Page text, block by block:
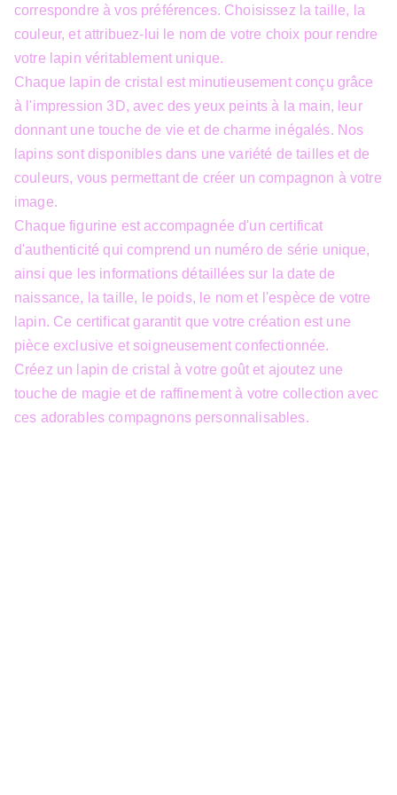
correspondre à vos préférences. Choisissez la taille, la
couleur, et attribuez-lui le nom de votre choix pour rendre
votre lapin véritablement unique.
Chaque lapin de cristal est minutieusement conçu grâce
à l'impression 3D, avec des yeux peints à la main, leur
donnant une touche de vie et de charme inégalés. Nos
lapins sont disponibles dans une variété de tailles et de
couleurs, vous permettant de créer un compagnon à votre
image.
Chaque figurine est accompagnée d'un certificat
d'authenticité qui comprend un numéro de série unique,
ainsi que les informations détaillées sur la date de
naissance, la taille, le poids, le nom et l'espèce de votre
lapin. Ce certificat garantit que votre création est une
pièce exclusive et soigneusement confectionnée.
Créez un lapin de cristal à votre goût et ajoutez une
touche de magie et de raffinement à votre collection avec
ces adorables compagnons personnalisables.